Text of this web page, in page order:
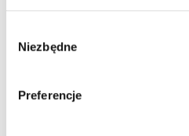
zgody
Niezbędne
Preferencje